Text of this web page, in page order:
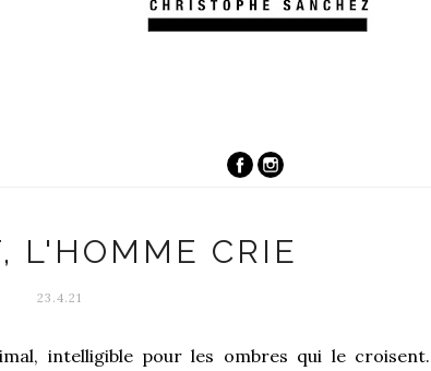
L'HOMME CRIE
23.4.21
intelligible pour les ombres qui le croisent.